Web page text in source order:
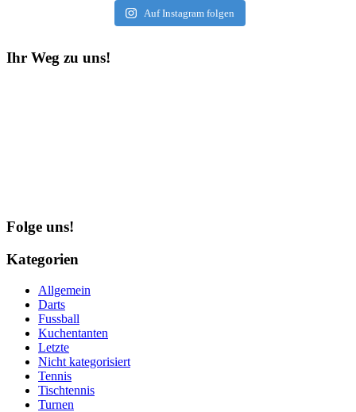
Auf Instagram folgen
Ihr Weg zu uns!
Folge uns!
Kategorien
Allgemein
Darts
Fussball
Kuchentanten
Letzte
Nicht kategorisiert
Tennis
Tischtennis
Turnen